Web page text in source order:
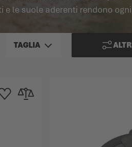
le suole aderenti rendono
TAGLIA
Aggiungi alla Lista dei Desideri
Aggiungi al confronto